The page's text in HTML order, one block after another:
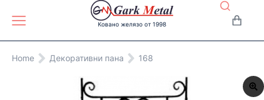
Ковано желязо от 1998
You are here:
Home Декоративни пана 168